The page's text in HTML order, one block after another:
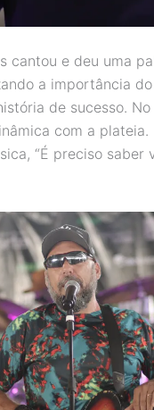
cantou e deu uma
a importância
de sucesso.
com a plateia.
“É preciso saber